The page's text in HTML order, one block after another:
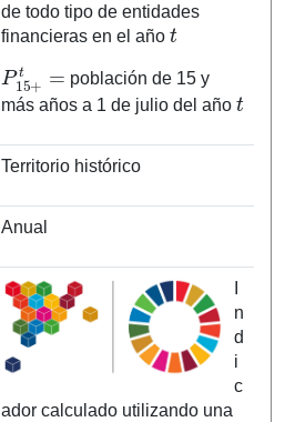
de todo tipo de entidades
financieras en el año
t
P15
población de 15 y
más años a 1 de julio del año
t
Territorio histórico
Anual
n
d
i
c
ador calculado utilizando una